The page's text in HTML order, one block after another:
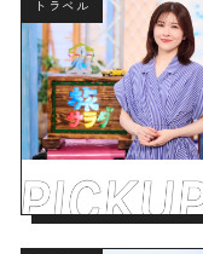
トラベル